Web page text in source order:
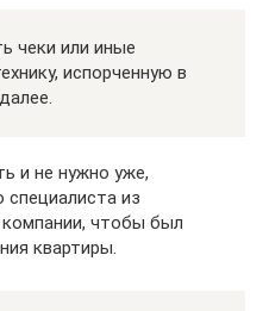
чеки или иные
испорченную в
и не нужно уже,
из
чтобы был
квартиры.